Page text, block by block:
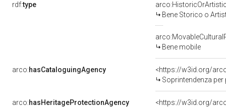
rdf:type
Bene Storico o
Bene mobile
arco:hasCataloguingAgency
<https://w3id.org/
Soprintendenza per
arco:hasHeritageProtectionAgency
<https://w3id.org/